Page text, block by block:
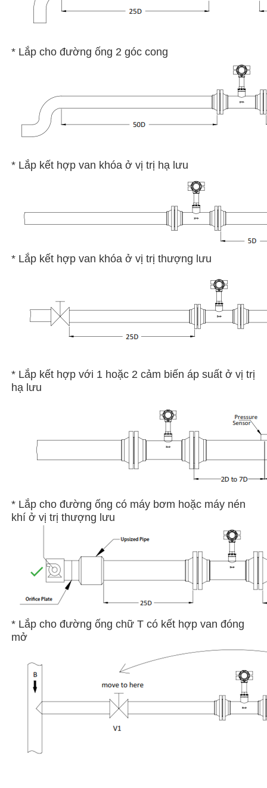
* Lắp cho đường ống 2 góc cong
* Lắp kết hợp van khóa ở vị trị hạ lưu
* Lắp kết hợp van khóa ở vị trị thượng lưu
* Lắp kết hợp với 1 hoặc 2 cảm biến áp suất ở vị trị
hạ lưu
* Lắp cho đường ống có máy bơm hoặc máy nén
khí ở vị trị thượng lưu
* Lắp cho đường ống chữ T có kết hợp van đóng
mở